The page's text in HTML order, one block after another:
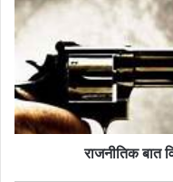
विवाद
में
चक्र
गोलियाँ
राजनीतिक बात